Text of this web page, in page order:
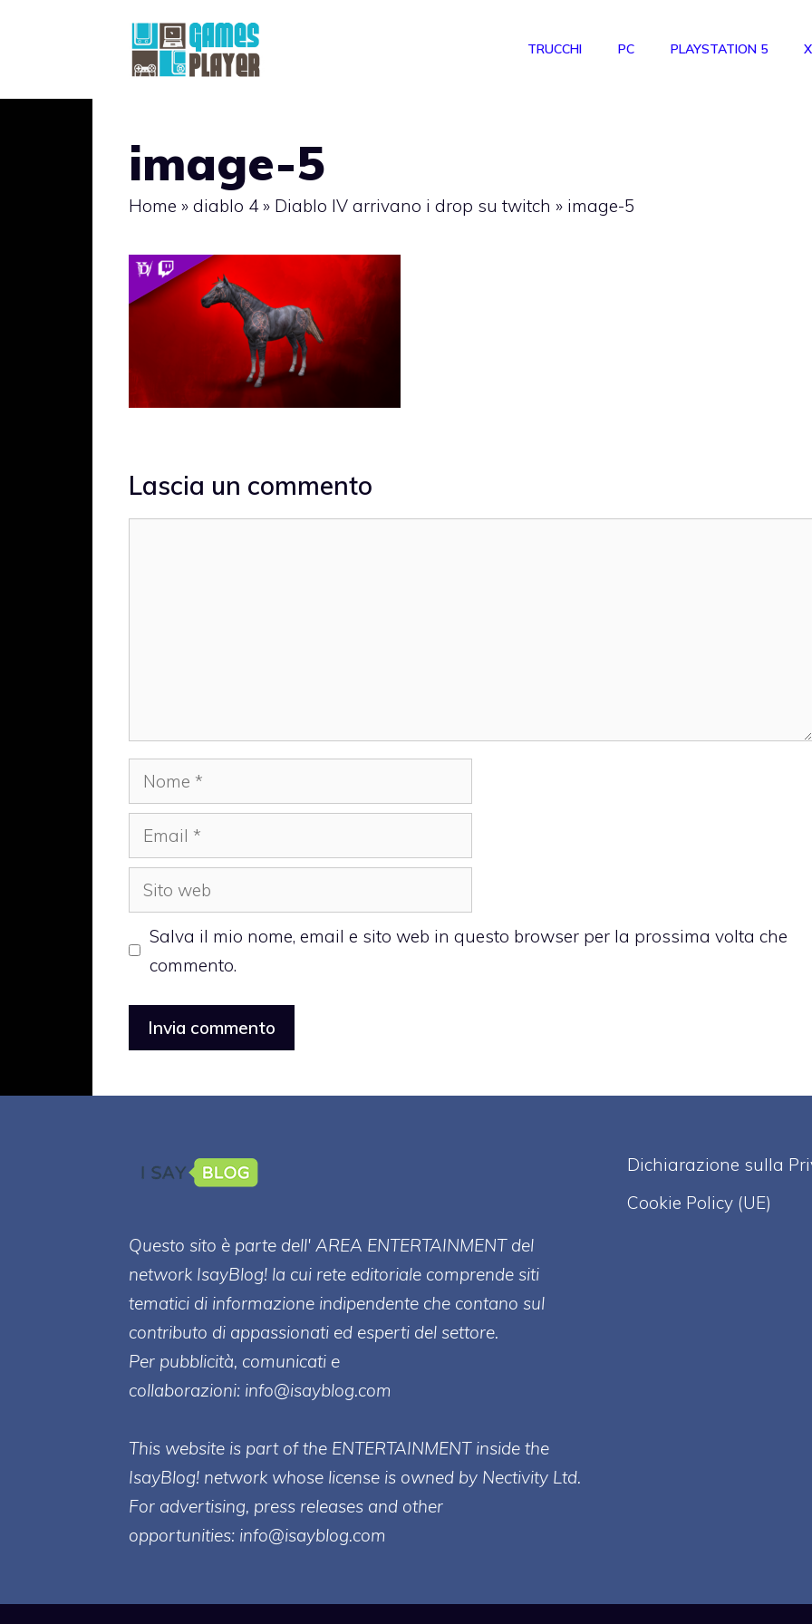
TRUCCHI PC PLAYSTATION 5
image-5
Home » diablo 4 » Diablo IV arrivano i drop su twitch » image-5
Lascia un commento
Nome
Email
Sito
web
Salva il mio nome, email e sito web in questo browser per la prossima volta che
commento.
Questo sito è parte dell' AREA ENTERTAINMENT del
network IsayBlog! la cui rete editoriale comprende siti
tematici di informazione indipendente che contano sul
contributo di appassionati ed esperti del settore.
Per pubblicità, comunicati e
collaborazioni: info@isayblog.com
This website is part of the ENTERTAINMENT inside the
IsayBlog! network whose license is owned by Nectivity Ltd.
For advertising, press releases and other
opportunities: info@isayblog.com
Dichiarazione sulla
Cookie Policy (UE)